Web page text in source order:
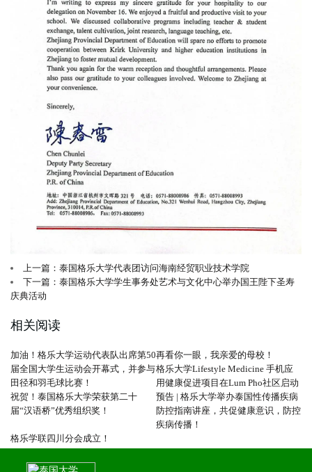
上一篇：泰国格乐大学代表团访问海南经贸职业技术学院
下一篇：泰国格乐大学学生事务处艺术与文化中心举办国王陛下圣寿
庆典活动
相关阅读
加油！格乐大学运动代表队出席第50
届全国大学生运动会开幕式，并参与
田径和羽毛球比赛！
再看你一眼，我亲爱的母校！
格乐大学Lifestyle Medicine 手机应
用健康促进项目在Lum Pho社区启动
祝贺！泰国格乐大学荣获第二十
届“汉语桥”优秀组织奖！
预告 | 格乐大学举办泰国性传播疾病
防控指南讲座，共促健康意识，防控
疾病传播！
格乐学联四川分会成立！